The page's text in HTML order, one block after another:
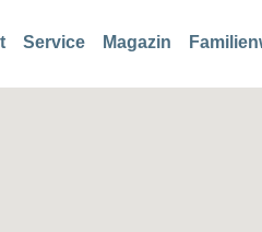
Service Magazin